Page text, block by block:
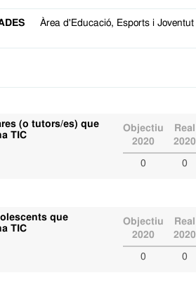
Àrea d'Educació, Esports i Joventut
(o tutors/es) que
TIC
Objectiu
2020
Real
2020
0 0
que
TIC
Objectiu
2020
Real
2020
0 0